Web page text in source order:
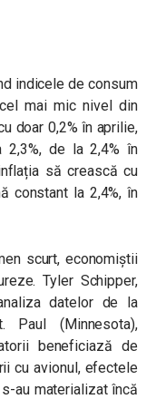
indicele de consum
mai mic nivel din
doar 0,2% în aprilie,
2,3%, de la 2,4% în
să crească cu
constant la 2,4%, în
scurt, economiștii
Tyler Schipper,
datelor de la
Paul (Minnesota),
beneficiază de
cu avionul, efectele
au materializat încă